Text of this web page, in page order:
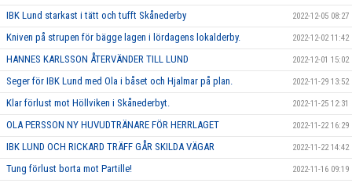
IBK Lund starkast i tätt och tufft Skånederby 2022-12-05 08:27
Kniven på strupen för bägge lagen i lördagens lokalderby. 2022-12-02 11:42
HANNES KARLSSON ÅTERVÄNDER TILL LUND 2022-12-01 15:02
Seger för IBK Lund med Ola i båset och Hjalmar på plan. 2022-11-29 13:52
Klar förlust mot Höllviken i Skånederbyt. 2022-11-25 12:31
OLA PERSSON NY HUVUDTRÄNARE FÖR HERRLAGET 2022-11-22 16:29
IBK LUND OCH RICKARD TRÄFF GÅR SKILDA VÄGAR 2022-11-22 14:42
Tung förlust borta mot Partille! 2022-11-16 09:19